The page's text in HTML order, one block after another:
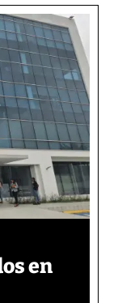
en